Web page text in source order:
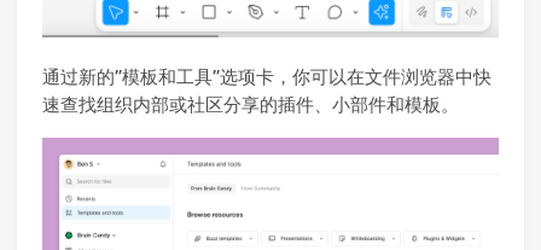
通过新的”模板和工具”选项卡，你可以在文件浏览器中快
速查找组织内部或社区分享的插件、小部件和模板。